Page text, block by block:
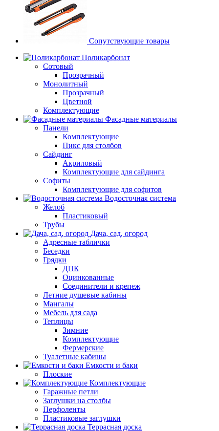
Сопутствующие товары
Поликарбонат
Сотовый
Прозрачный
Монолитный
Прозрачный
Цветной
Комплектующие
Фасадные материалы
Панели
Комплектующие
Пикс для столбов
Сайдинг
Акриловый
Комплектующие для сайдинга
Софиты
Комплектующие для софитов
Водосточная система
Желоб
Пластиковый
Трубы
Дача, сад, огород
Адресные таблички
Беседки
Грядки
ДПК
Оцинкованные
Соединители и крепеж
Летние душевые кабины
Мангалы
Мебель для сада
Теплицы
Зимние
Комплектующие
Фермерские
Туалетные кабины
Емкости и баки
Плоские
Комплектующие
Гаражные петли
Заглушки на столбы
Перфоленты
Пластиковые заглушки
Террасная доска